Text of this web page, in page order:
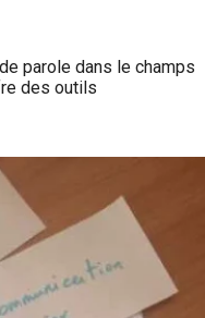
parole dans le champs
des outils